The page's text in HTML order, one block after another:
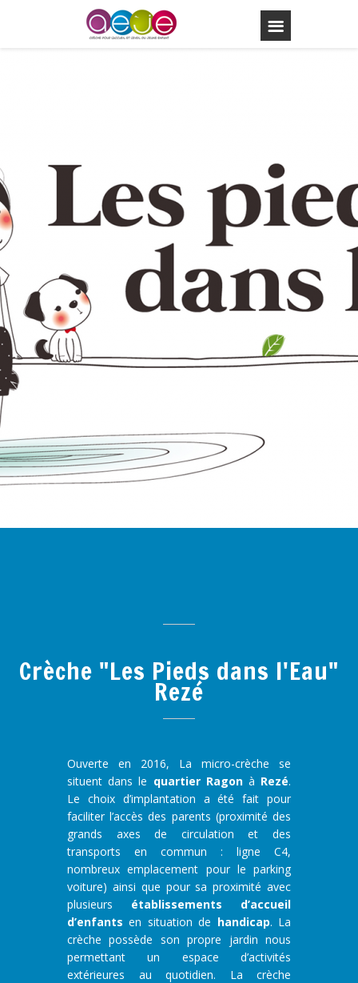
Crèche "Les Pieds dans l'Eau"
Rezé
Ouverte en 2016, La micro-crèche se
situent dans le quartier Ragonà Rezé.
Le choix d’implantation a été fait pour
faciliter l’accès des parents (proximité des
grands axes de circulation et des
transports en commun : ligne C4,
nombreux emplacement pour le parking
voiture) ainsi que poursa proximité avec
plusieurs établissements
d’accueil
d’enfants en situation de handicap. La
crèche possède son propre jardin nous
permettant un espace d’activités
extérieures au quotidien. La crèche